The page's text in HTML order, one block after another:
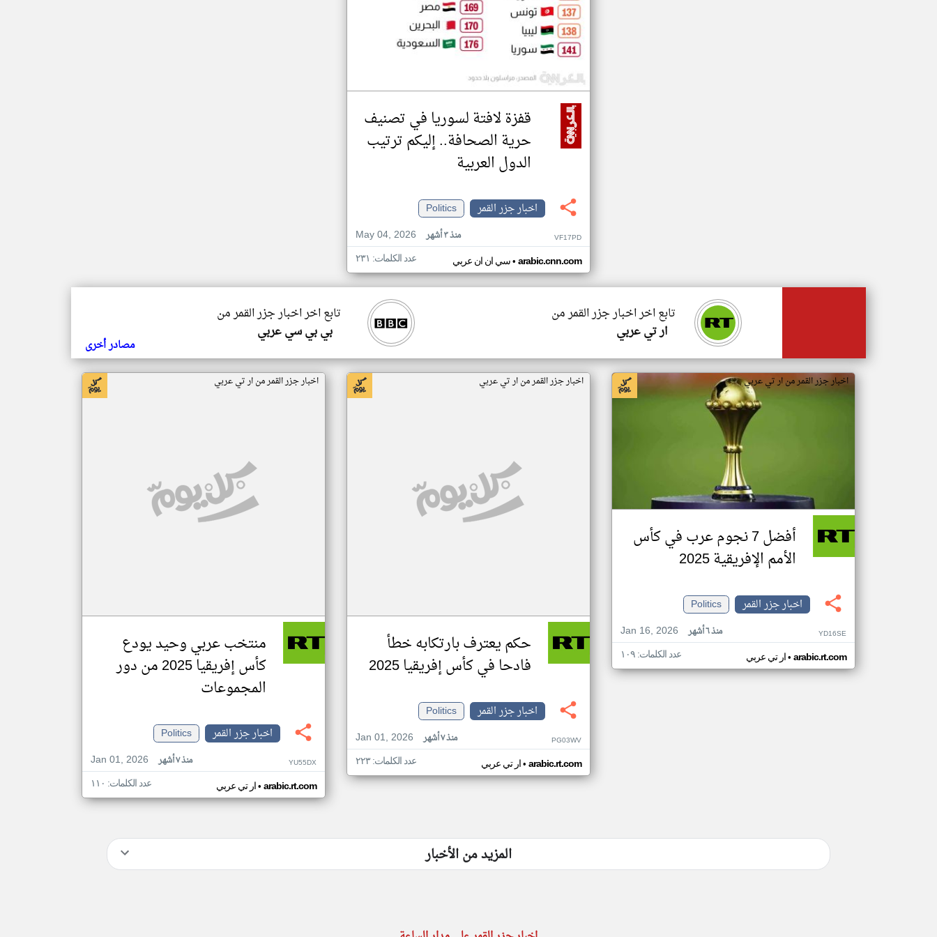
قفزة لافتة لسوريا في تصنيف
حرية الصحافة.. إليكم ترتيب
الدول العربية
اخبار جزر القمر
Politics
May 04, 2026
منذ ٣ أشهر VF17PD
سي ان ان عربي• arabic.cnn.com عدد الكلمات: ٢٣١
تابع اخر اخبار جزر القمر من
بي بي سي عربي
تابع اخر اخبار جزر القمر من
ار تي عربي
مصادر أخرى
اخبار جزر القمر من ار تي عربي
أفضل 7 نجوم عرب في كأس
الأمم الإفريقية 2025
اخبار جزر القمر
Politics
Jan 16, 2026
منذ ٦ أشهر YD16SE
ار تي عربي• arabic.rt.com عدد الكلمات: ١٠٩
اخبار جزر القمر من ار تي عربي
حكم يعترف بارتكابه خطأ
فادحا في كأس إفريقيا 2025
اخبار جزر القمر
Politics
Jan 01, 2026
منذ ٧ أشهر PG03WV
ار تي عربي• arabic.rt.com عدد الكلمات: ٢٢٣
اخبار جزر القمر من ار تي عربي
منتخب عربي وحيد يودع
كأس إفريقيا 2025 من دور
المجموعات
اخبار جزر القمر
Politics
Jan 01, 2026
منذ ٧ أشهر YU55DX
ار تي عربي• arabic.rt.com عدد الكلمات: ١١٠
المزيد من الأخبار